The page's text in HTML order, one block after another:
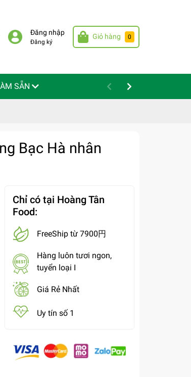
Đăng nhập
Đăng ký
Giỏ hàng 0
SẴN
Bạc Hà nhân
Chỉ có tại Hoàng Tân
Food:
FreeShip từ 7900円
Hàng luôn tươi ngon,
tuyển loại I
Giá Rẻ Nhất
Uy tín số 1